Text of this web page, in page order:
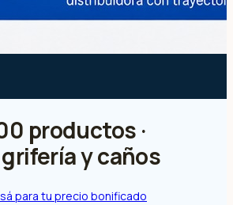
productos ·
y caños
para tu precio bonificado